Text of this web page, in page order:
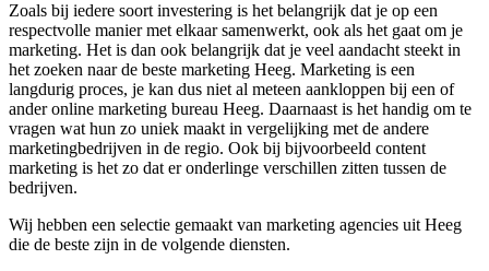
Zoals bij iedere soort investering is het belangrijk dat je op een
respectvolle manier met elkaar samenwerkt, ook als het gaat om je
marketing. Het is dan ook belangrijk dat je veel aandacht steekt in
het zoeken naar de beste marketing Heeg. Marketing is een
langdurig proces, je kan dus niet al meteen aankloppen bij een of
ander online marketing bureau Heeg. Daarnaast is het handig om te
vragen wat hun zo uniek maakt in vergelijking met de andere
marketingbedrijven in de regio. Ook bij bijvoorbeeld content
marketing is het zo dat er onderlinge verschillen zitten tussen de
bedrijven.
Wij hebben een selectie gemaakt van marketing agencies uit Heeg
die de beste zijn in de volgende diensten.